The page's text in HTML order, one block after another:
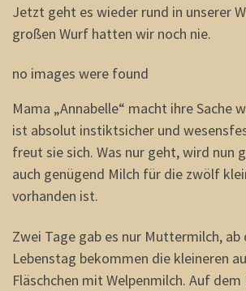
Jetzt geht es wieder rund in unserer
großen Wurf hatten wir noch nie.
no images were found
Mama „Annabelle“ macht ihre Sache
ist absolut instiktsicher und
freut sie sich. Was nur geht, wird
auch genügend Milch für die zwölf
vorhanden ist.
Zwei Tage gab es nur Muttermilch,
Lebenstag bekommen die kleineren
Fläschchen mit Welpenmilch. Auf dem